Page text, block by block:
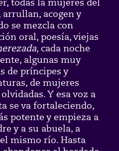
acogen y
se mezcla con
oral, poesía, viejas
, cada noche
algunas muy
de príncipes y
de mujeres
Y esa voz a
se va fortaleciendo,
potente y empieza a
y a su abuela, a
mismo río. Hasta